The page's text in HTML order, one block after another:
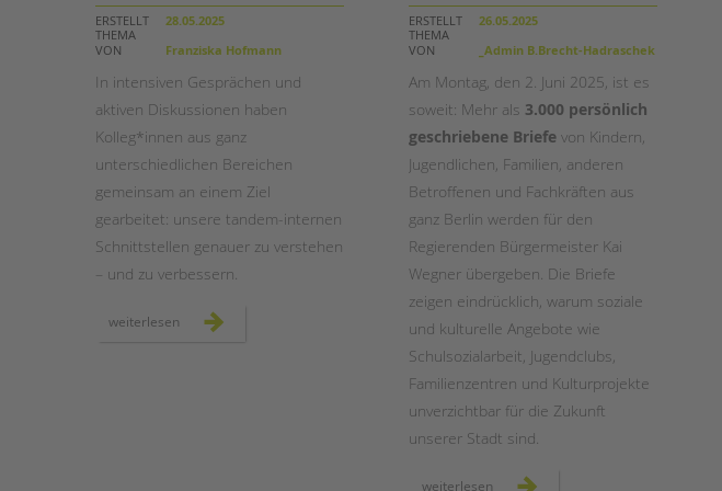
STADTTEILARBEIT
ERSTELLT
28.05.2025
THEMA
VON
Franziska Hofmann
In intensiven Gesprächen und
aktiven Diskussionen haben
Kolleg*innen aus ganz
unterschiedlichen Bereichen
gemeinsam an einem Ziel
gearbeitet: unsere tandem-internen
Schnittstellen genauer zu verstehen
– und zu verbessern.
weiterlesen schnittstellengespräche:
bereichsübergreifender
ERSTELLT
26.05.2025
THEMA
VON
_Admin B.Brecht-Hadraschek
Am Montag, den 2. Juni 2025, ist es
soweit: Mehr als 3.000 persönlich
geschriebene Briefe von Kindern,
Jugendlichen, Familien, anderen
Betroffenen und Fachkräften aus
ganz Berlin werden für den
Regierenden Bürgermeister Kai
Wegner übergeben. Die Briefe
zeigen eindrücklich, warum soziale
und kulturelle Angebote wie
Schulsozialarbeit, Jugendclubs,
Familienzentren und Kulturprojekte
unverzichtbar für die Zukunft
unserer Stadt sind.
weiterlesen mehr